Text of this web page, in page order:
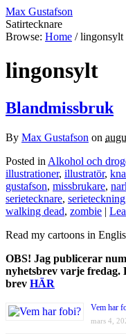
Max Gustafson
Satirtecknare
Browse: Home / lingonsylt
lingonsylt
Blandmissbruk
By Max Gustafson on
Posted in Alkohol och
illustrationer, illustratör,
gustafson, missbrukare,
serietecknare, serieteckning
walking dead, zombie |
Read my cartoons in
OBS! Jag publicerar
nyhetsbrev varje
brev HÄR
Vem har
mars 4,